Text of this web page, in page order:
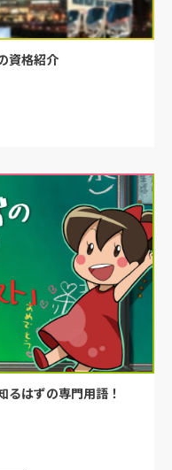
資格紹介
るはずの専門用語！